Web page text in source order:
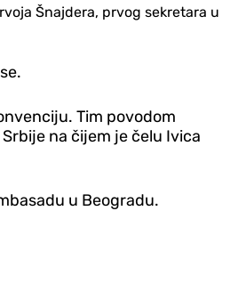
Šnajdera, prvog sekretara u
Tim povodom
na čijem je čelu Ivica
u Beogradu.